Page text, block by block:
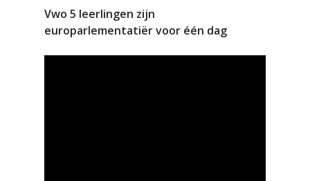
Vwo 5 leerlingen zijn
europarlementatiër voor één dag